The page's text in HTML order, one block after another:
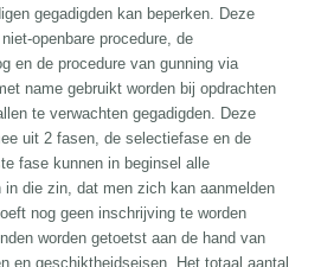
gegadigden kan beperken. Deze
openbare procedure, de
en de procedure van gunning via
name gebruikt worden bij opdrachten
te verwachten gegadigden. Deze
uit 2 fasen, de selectiefase en de
fase kunnen in beginsel alle
in die zin, dat men zich kan aanmelden
nog geen inschrijving te worden
worden getoetst aan de hand van
en geschiktheidseisen. Het totaal aantal